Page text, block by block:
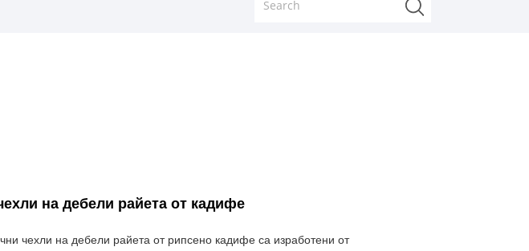
на дебели райета от кадифе
чехли на дебели райета от рипсено кадифе са изработени от